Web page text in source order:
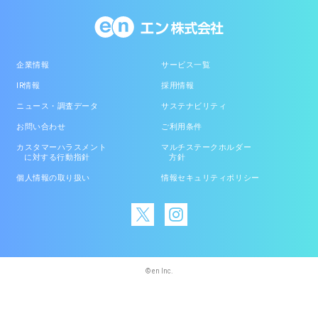
企業情報 サービス一覧
IR情報 採用情報
ニュース・調査データ サステナビリティ
お問い合わせ ご利用条件
カスタマーハラスメント
に対する行動指針
マルチステークホルダー
方針
個人情報の取り扱い 情報セキュリティポリシー
© en Inc.